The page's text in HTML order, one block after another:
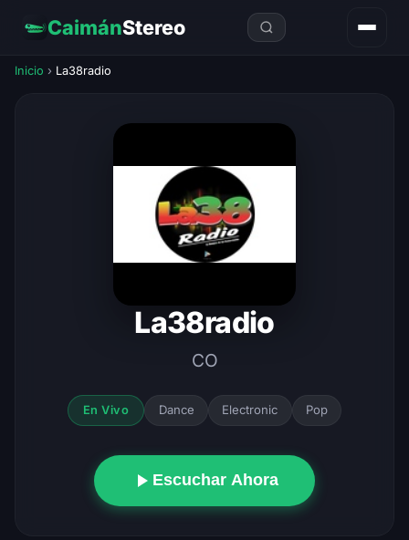
CaimánStereo
Inicio › La38radio
La38radio
CO
En Vivo Dance Electronic Pop
Escuchar Ahora